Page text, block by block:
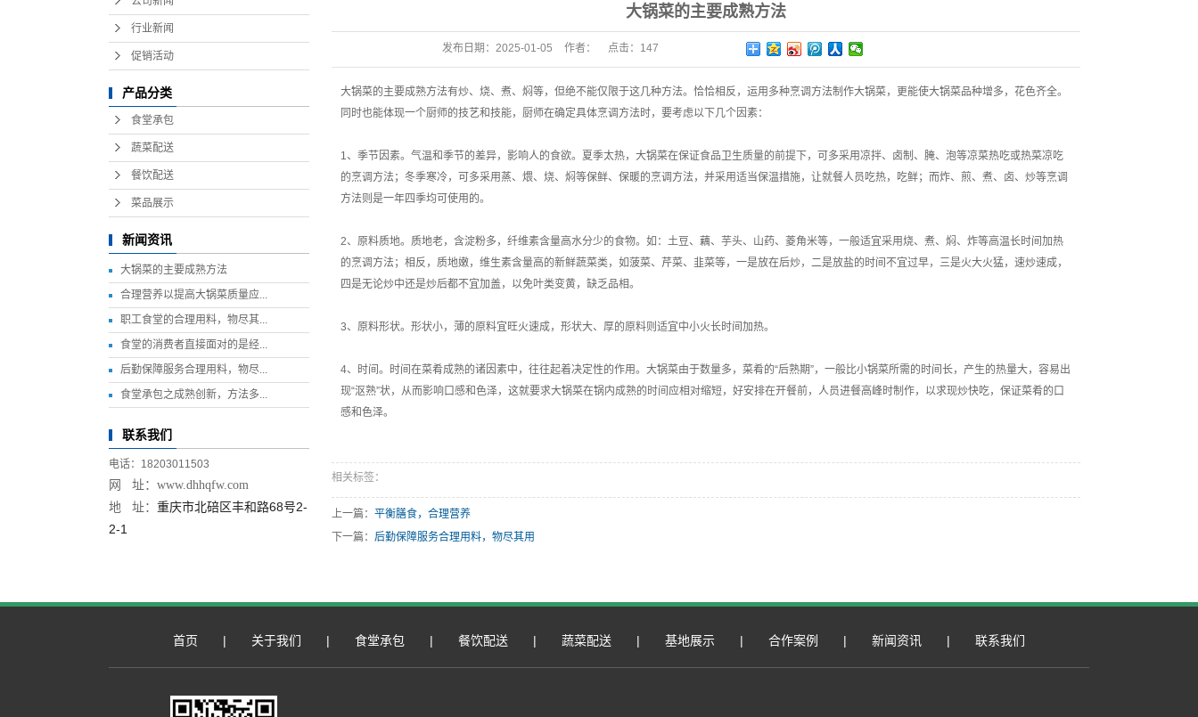
行业新闻
促销活动
产品分类
食堂承包
蔬菜配送
餐饮配送
菜品展示
新闻资讯
大锅菜的主要成熟方法
合理营养以提高大锅菜质量应...
职工食堂的合理用料，物尽其...
食堂的消费者直接面对的是经...
后勤保障服务合理用料，物尽...
食堂承包之成熟创新，方法多...
联系我们
电话：18203011503
网 址： www.dhhqfw.com
地 址： 重庆市北碚区丰和路68号2-
2-1
大锅菜的主要成熟方法
发布日期： 2025-01-05 作者： 点击： 147
大锅菜的主要成熟方法有炒、烧、煮、焖等，但绝不能仅限于这几种方法。恰恰相反，运用多种烹调方法制作大锅菜，更能使大锅菜品种增多，花色齐全。
同时也能体现一个厨师的技艺和技能，厨师在确定具体烹调方法时，要考虑以下几个因素：
1、季节因素。气温和季节的差异，影响人的食欲。夏季太热，大锅菜在保证食品卫生质量的前提下，可多采用凉拌、卤制、腌、泡等凉菜热吃或热菜凉吃
的烹调方法；冬季寒冷，可多采用蒸、煨、烧、焖等保鲜、保暖的烹调方法，并采用适当保温措施，让就餐人员吃热，吃鲜；而炸、煎、煮、卤、炒等烹调
方法则是一年四季均可使用的。
2、原料质地。质地老，含淀粉多，纤维素含量高水分少的食物。如：土豆、藕、芋头、山药、菱角米等，一般适宜采用烧、煮、焖、炸等高温长时间加热
的烹调方法；相反，质地嫩，维生素含量高的新鲜蔬菜类，如菠菜、芹菜、韭菜等，一是放在后炒，二是放盐的时间不宜过早，三是火大火猛，速炒速成，
四是无论炒中还是炒后都不宜加盖，以免叶类变黄，缺乏品相。
3、原料形状。形状小，薄的原料宜旺火速成，形状大、厚的原料则适宜中小火长时间加热。
4、时间。时间在菜肴成熟的诸因素中，往往起着决定性的作用。大锅菜由于数量多，菜肴的“后熟期”，一般比小锅菜所需的时间长，产生的热量大，容易出
现“沤熟”状，从而影响口感和色泽，这就要求大锅菜在锅内成熟的时间应相对缩短，好安排在开餐前，人员进餐高峰时制作，以求现炒快吃，保证菜肴的口
感和色泽。
相关标签：
上一篇： 平衡膳食，合理营养
下一篇： 后勤保障服务合理用料，物尽其用
首页 | 关于我们 | 食堂承包 | 餐饮配送 | 蔬菜配送 | 基地展示 | 合作案例 | 新闻资讯 | 联系我们